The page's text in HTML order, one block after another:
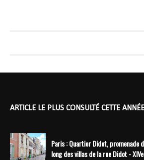
ARTICLE LE PLUS CONSULTÉ CETTE ANNÉE
Paris : Quartier Didot, promenade
long des villas de la rue Didot -